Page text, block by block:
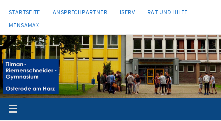
Inhalt
springen
STARTSEITE ANSPRECHPARTNER ISERV
RAT UND HILFE
MENSAMAX